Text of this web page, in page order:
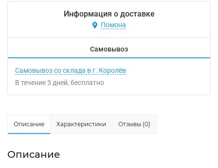
Информация о доставке
Помона
Самовывоз
Самовывоз со склада в г. Королёв
В течение3 дней Бесплатно
Описание Характеристики Отзывы (0)
Описание